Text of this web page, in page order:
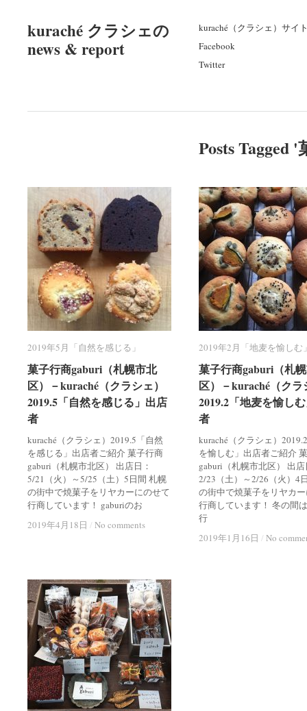
kuraché クラシェの
news & report
kuraché（クラシェ）サイ
Facebook
Twitter
Posts Tagged '
2019年5月「自然を感じる」
菓子行商gaburi（札幌市北
区）－kuraché（クラシェ）
2019.5「自然を感じる」出店
者
kuraché（クラシェ）2019.5「自然
を感じる」出店者ご紹介 菓子行商
gaburi（札幌市北区） 出店日：
5/21（火）～5/25（土）5日間 札幌
の街中で焼菓子をリヤカーにのせて
行商しています！ gaburiのお
2019年4月18日 / No comments
2019年5月「自然を感じる」
菓子行商gaburi（札幌市北
区）－kuraché（クラシェ）
2019.5「自然を感じる」出店
者
2019年4月18日 / No comments
2019年2月「地麦を愉しむ
菓子行商gaburi（札
区）－kuraché（クラ
2019.2「地麦を愉し
者
kuraché（クラシェ）
を愉しむ」出店者ご紹介
gaburi（札幌市北区） 出
2/23（土）～2/26（火）4
の街中で焼菓子をリヤカ
行商しています！ 冬の間
行
2019年1月16日 / No
2019年2月「地麦を愉しむ
菓子行商gaburi（札
区）－kuraché（クラ
2019.2「地麦を愉し
者
2019年1月16日 / No